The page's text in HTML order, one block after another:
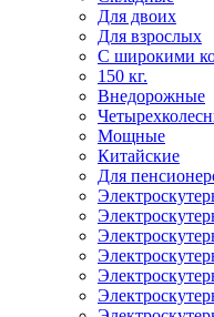
Для двоих
Для взрослых
С широкими
150 кг.
Внедорожные
Мощные
Китайские
Для